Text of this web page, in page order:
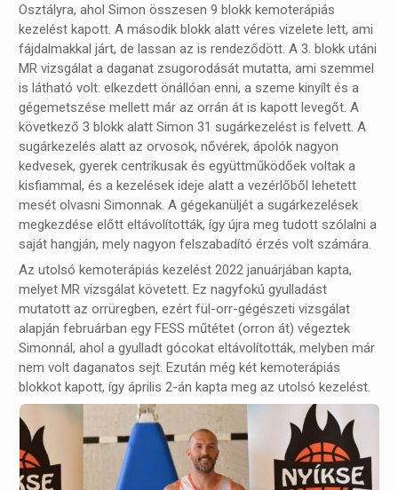
Osztályra, ahol Simon összesen 9 blokk kemoterápiás
kezelést kapott. A második blokk alatt véres vizelete lett, ami
fájdalmakkal járt, de lassan az is rendeződött. A 3. blokk utáni
MR vizsgálat a daganat zsugorodását mutatta, ami szemmel
is látható volt: elkezdett önállóan enni, a szeme kinyílt és a
gégemetszése mellett már az orrán át is kapott levegőt. A
következő 3 blokk alatt Simon 31 sugárkezelést is felvett. A
sugárkezelés alatt az orvosok, nővérek, ápolók nagyon
kedvesek, gyerek centrikusak és együttműködőek voltak a
kisfiammal, és a kezelések ideje alatt a vezérlőből lehetett
mesét olvasni Simonnak. A gégekanüljét a sugárkezelések
megkezdése előtt eltávolították, így újra meg tudott szólalni a
saját hangján, mely nagyon felszabadító érzés volt számára.
Az utolsó kemoterápiás kezelést 2022 januárjában kapta,
melyet MR vizsgálat követett. Ez nagyfokú gyulladást
mutatott az orrüregben, ezért fül-orr-gégészeti vizsgálat
alapján februárban egy FESS műtétet (orron át) végeztek
Simonnál, ahol a gyulladt gócokat eltávolították, melyben már
nem volt daganatos sejt. Ezután még két kemoterápiás
blokkot kapott, így április 2-án kapta meg az utolsó kezelést.